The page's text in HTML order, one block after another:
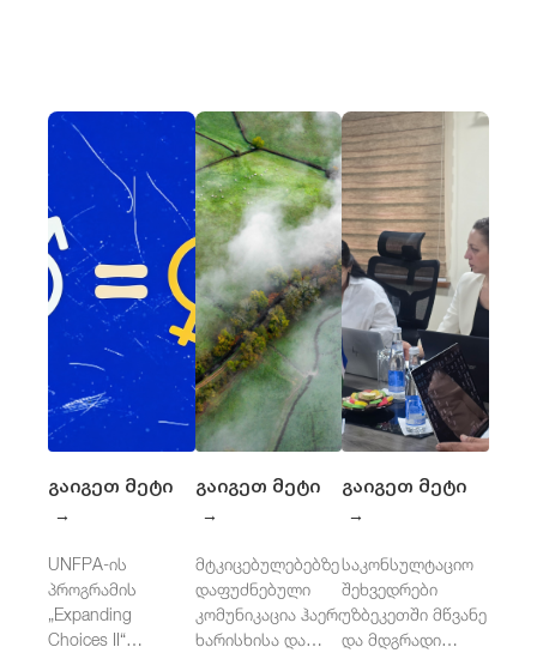
გაიგეთ მეტი
→
UNFPA-ის
პროგრამის
„Expanding
Choices II“
გაიგეთ მეტი
→
მტკიცებულებებზე
დაფუძნებული
კომუნიკაცია ჰაერის
ხარისხისა და
გაიგეთ მეტი
→
საკონსულტაციო
შეხვედრები
უზბეკეთში მწვანე
და მდგრადი